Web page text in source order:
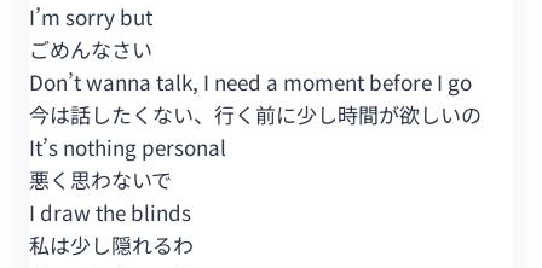
I’m sorry but
ごめんなさい
Don’t wanna talk, I need a moment before I go
今は話したくない、行く前に少し時間が欲しいの
It’s nothing personal
悪く思わないで
I draw the blinds
私は少し隠れるわ